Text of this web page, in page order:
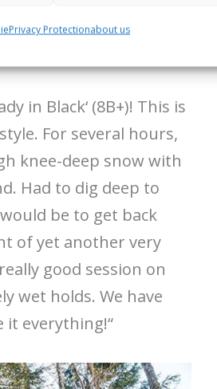
Privacy Protectionabout us
again. Tomorrow, we
in Black‘ (8B+)! This is
For several hours,
knee-deep snow with
Had to dig deep to
be to get back
of yet another very
good session on
wet holds. We have
it everything!“